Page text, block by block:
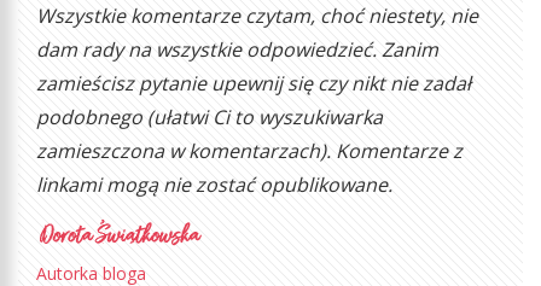
Wszystkie komentarze czytam, choć niestety, nie
dam rady na wszystkie odpowiedzieć. Zanim
zamieścisz pytanie upewnij się czy nikt nie zadał
podobnego (ułatwi Ci to wyszukiwarka
zamieszczona w komentarzach). Komentarze z
linkami mogą nie zostać opublikowane.
Autorka bloga